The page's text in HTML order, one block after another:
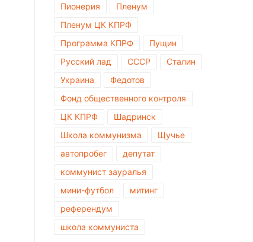
Пионерия
Пленум
Пленум ЦК КПРФ
Программа КПРФ
Пущин
Русский лад
СССР
Сталин
Украина
Федотов
Фонд общественного контроля
ЦК КПРФ
Шадринск
Школа коммунизма
Щучье
автопробег
депутат
коммунист зауралья
мини-футбол
митинг
референдум
школа коммуниста